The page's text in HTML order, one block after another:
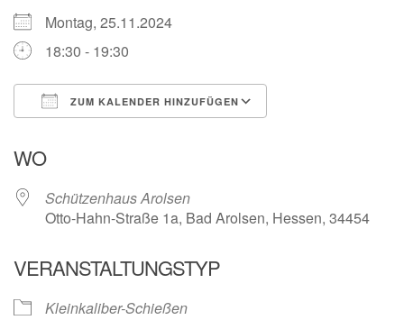
Montag, 25.11.2024
18:30 - 19:30
ZUM KALENDER HINZUFÜGEN
WO
Schützenhaus Arolsen
Otto-Hahn-Straße 1a, Bad Arolsen, Hessen, 34454
VERANSTALTUNGSTYP
Kleinkaliber-Schießen